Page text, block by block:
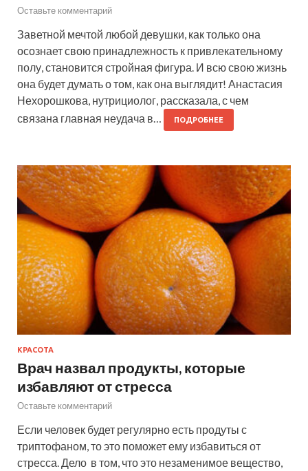
Оставьте комментарий
Заветной мечтой любой девушки, как только она
осознает свою принадлежность к привлекательному
полу, становится стройная фигура. И всю свою жизнь
она будет думать о том, как она выглядит! Анастасия
Нехорошкова, нутрициолог, рассказала, с чем
связана главная неудача в…
ПОДРОБНЕЕ
КРАСОТА
Врач назвал продукты, которые
избавляют от стресса
Оставьте комментарий
Если человек будет регулярно есть продуты с
триптофаном, то это поможет ему избавиться от
стресса. Дело в том, что это незаменимое вещество,